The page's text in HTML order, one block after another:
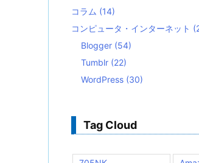
コラム (14)
コンピュータ・インターネット
Blogger (54)
Tumblr (22)
WordPress (30)
Tag Cloud